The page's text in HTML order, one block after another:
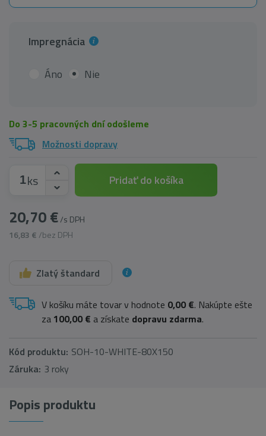
Impregnácia
Áno Nie
Do 3-5 pracovných dní odošleme
Možnosti dopravy
ks
20,70 €/s DPH
16,83 € /bez DPH
Pridať do košíka
Zlatý štandard
V košíku máte tovar v hodnote 0,00 €. Nakúpte ešte
za 100,00 € a získate dopravu zdarma.
Kód produktu: SOH-10-WHITE-80X150
Záruka: 3 roky
Popis produktu